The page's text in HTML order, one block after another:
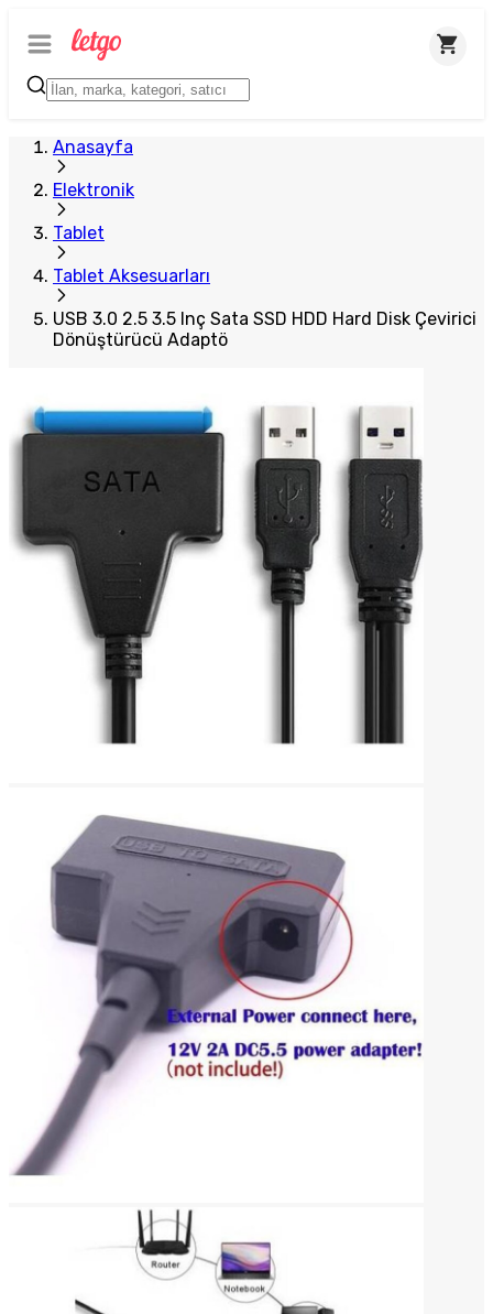
Anasayfa
Elektronik
Tablet
Tablet Aksesuarları
USB 3.0 2.5 3.5 Inç Sata SSD HDD Hard Disk Çevirici
Dönüştürücü Adaptö
Plus Satıcı